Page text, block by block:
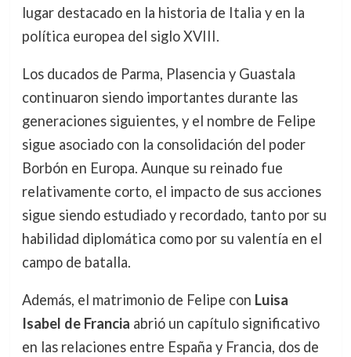
lugar destacado en la historia de Italia y en la
política europea del siglo XVIII.
Los ducados de Parma, Plasencia y Guastala
continuaron siendo importantes durante las
generaciones siguientes, y el nombre de Felipe
sigue asociado con la consolidación del poder
Borbón en Europa. Aunque su reinado fue
relativamente corto, el impacto de sus acciones
sigue siendo estudiado y recordado, tanto por su
habilidad diplomática como por su valentía en el
campo de batalla.
Además, el matrimonio de Felipe con Luisa
Isabel de Francia abrió un capítulo significativo
en las relaciones entre España y Francia, dos de